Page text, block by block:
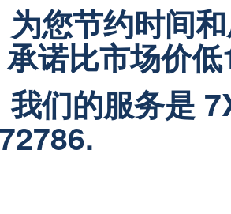
您节约时间
诺比市场价
们的服务是